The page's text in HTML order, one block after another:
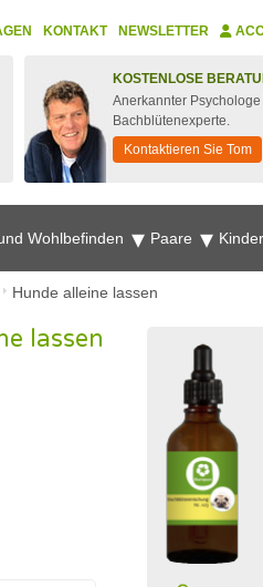
KONTAKT NEWSLETTER
KOSTENLOSE
Anerkannter Psychologe
Bachblütenexperte.
Kontaktieren Sie Tom
Wohlbefinden Paare
Hunde alleine lassen
lassen